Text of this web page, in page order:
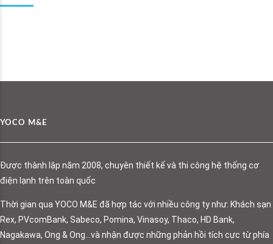
YOCO M&E
Được thành lập năm 2008, chuyên thiết kế và thi công hệ thống cơ
điện lạnh trên toàn quốc
Thời gian qua YOCO M&E đã hợp tác với nhiều công ty như: Khách sạn
Rex, PVcomBank, Sabeco, Pomina, Vinasoy, Thaco, HD Bank,
Nagakawa, Ong & Ong…và nhận được những phản hồi tích cực từ phía